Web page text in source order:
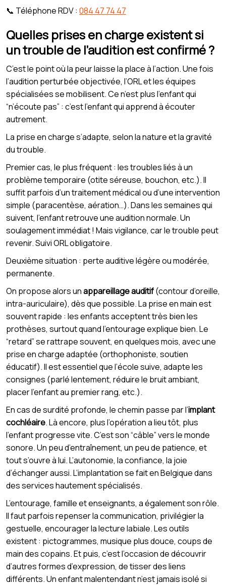
📞 Téléphone RDV : 084 47 74 47
Quelles prises en charge existent si
un trouble de l’audition est confirmé ?
C’est le point où la peur laisse la place à l’action. Une fois
l’audition perturbée objectivée, l’ORL et les équipes
spécialisées se mobilisent. Ce n’est plus l’enfant qui
“n’écoute pas” : c’est l’enfant qui apprend à écouter
autrement.
La prise en charge s’adapte, selon la nature et la gravité
du trouble.
Premier cas, le plus fréquent : les troubles liés à un
problème temporaire (otite séreuse, bouchon, etc.). Il
suffit parfois d’un traitement médical ou d’une intervention
simple (paracentèse, aération…). Dans les semaines qui
suivent, l’enfant retrouve une audition normale. Un
soulagement immédiat ! Mais vigilance, car le trouble peut
revenir. Suivi ORL obligatoire.
Deuxième situation : perte auditive légère ou modérée,
permanente.
On propose alors unappareillage auditif(contour d’oreille,
intra-auriculaire), dès que possible. La prise en main est
souvent rapide : les enfants acceptent très bien les
prothèses, surtout quand l’entourage explique bien. Le
“retard” se rattrape souvent, en quelques mois, avec une
prise en charge adaptée (orthophoniste, soutien
éducatif). Il est essentiel que l’école suive, adapte les
consignes (parlé lentement, réduire le bruit ambiant,
placer l’enfant au premier rang, etc.).
En cas de surdité profonde, le chemin passe par l’implant
cochléaire. Là encore, plus l’opération a lieu tôt, plus
l’enfant progresse vite. C’est son “câble” vers le monde
sonore. Un peu d’entraînement, un peu de patience, et
tout s’ouvre à lui. L’autonomie, la confiance, la joie
d’échanger aussi. L’implantation se fait en Belgique dans
des services hautement spécialisés.
L’entourage, famille et enseignants, a également son rôle.
Il faut parfois repenser la communication, privilégier la
gestuelle, encourager la lecture labiale. Les outils
existent : pictogrammes, musique plus douce, coups de
main des copains. Et puis, c’est l’occasion de découvrir
d’autres formes d’expression, de tisser des liens
différents. Un enfant malentendant n’est jamais isolé si